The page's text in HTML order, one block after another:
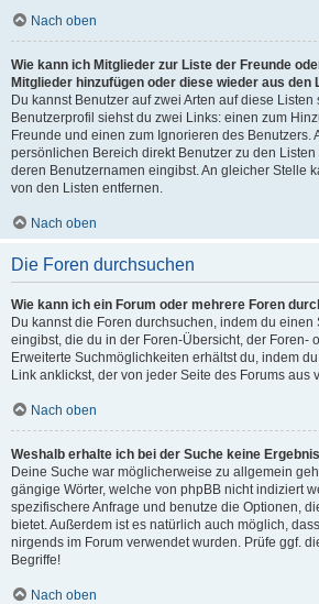
Nach oben
Wie kann ich Mitglieder zur Liste der Freunde
Mitglieder hinzufügen oder diese wieder aus den
Du kannst Benutzer auf zwei Arten auf diese Listen
Benutzerprofil siehst du zwei Links: einen zum
Freunde und einen zum Ignorieren des Benutzers.
persönlichen Bereich direkt Benutzer zu den
deren Benutzernamen eingibst. An gleicher Stelle
von den Listen entfernen.
Nach oben
Die Foren durchsuchen
Wie kann ich ein Forum oder mehrere Foren
Du kannst die Foren durchsuchen, indem du
eingibst, die du in der Foren-Übersicht, der Foren-
Erweiterte Suchmöglichkeiten erhältst du, indem
Link anklickst, der von jeder Seite des Forums aus
Nach oben
Weshalb erhalte ich bei der Suche keine
Deine Suche war möglicherweise zu allgemein
gängige Wörter, welche von phpBB nicht indiziert
spezifischere Anfrage und benutze die Optionen,
bietet. Außerdem ist es natürlich auch möglich,
nirgends im Forum verwendet wurden. Prüfe ggf.
Begriffe!
Nach oben